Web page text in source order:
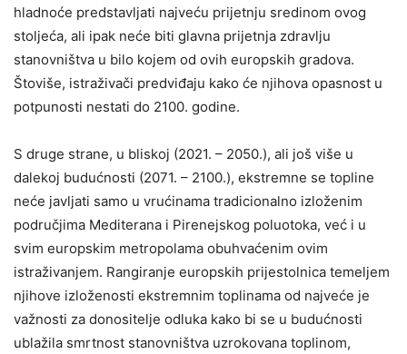
hladnoće predstavljati najveću prijetnju sredinom ovog
stoljeća, ali ipak neće biti glavna prijetnja zdravlju
stanovništva u bilo kojem od ovih europskih gradova.
Štoviše, istraživači predviđaju kako će njihova opasnost u
potpunosti nestati do 2100. godine.
S druge strane, u bliskoj (2021. – 2050.), ali još više u
dalekoj budućnosti (2071. – 2100.), ekstremne se topline
neće javljati samo u vrućinama tradicionalno izloženim
područjima Mediterana i Pirenejskog poluotoka, već i u
svim europskim metropolama obuhvaćenim ovim
istraživanjem. Rangiranje europskih prijestolnica temeljem
njihove izloženosti ekstremnim toplinama od najveće je
važnosti za donositelje odluka kako bi se u budućnosti
ublažila smrtnost stanovništva uzrokovana toplinom,